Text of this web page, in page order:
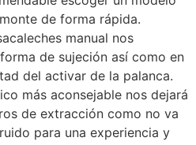
de forma rápida.
manual nos
de sujeción así como en
del activar de la palanca.
más aconsejable nos dejará
de extracción como no va
para una experiencia y